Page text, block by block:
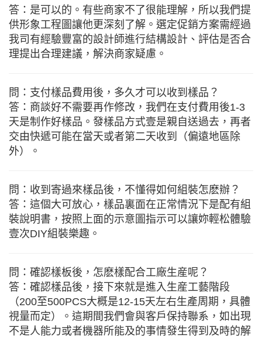
答：是可以的。有些商家不了很能理解，所以我們提
供形象工程圖讓他更深刻了解。選定促銷方案需經過
我司有經驗豐富的設計師進行結構設計、評估是否合
理提出合理建議，解決商家疑慮。
問：支付樣品費用後，多久才可以收到樣品？
答：商談好不需要再作修改，我們在支付費用後1-3
天是制作好樣品。發樣品方式壹是親自送過去，再者
交由快遞可能在當天或者第二天收到（偏遠地區除
外）。
問：收到寄過來樣品後，不懂得如何組裝怎麽辦？
答：這個大可放心，樣品裏面在正常情況下是配有組
裝說明書，按照上面的示意圖指示可以讓妳輕松體驗
壹次DIY組裝樂趣。
問：確認樣板後，怎麽樣配合工廠生産呢？
答：確認樣品後，接下來就是進入生産工藝階段
（200至500PCS大概是12-15天左右生產周期，具體
視量而定）。這期間我們會與客戶保持聯系，如出現
不是人能力或者機器所能及的事情發生得到及時的解